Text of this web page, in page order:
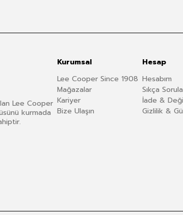
Lee Cooper
kurmada
Kurumsal
Lee Cooper Since 1908
Mağazalar
Kariyer
Bize Ulaşın
Hesap
Hesabım
Sıkça
İade &
Gizlilik &